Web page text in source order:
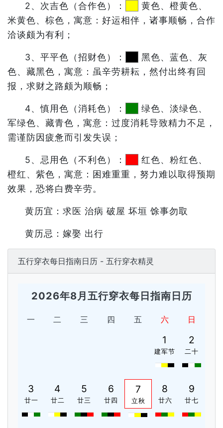
2、次吉色（合作色）：
黄色、橙黄色、
米黄色、棕色，寓意：好运相伴，诸事顺畅，合作
洽谈颇为有利；
3、平平色（招财色）：
黑色、蓝色、灰
色、藏黑色，寓意：虽辛劳耕耘，然付出终有回
报，求财之路颇为顺畅；
4、慎用色（消耗色）：
绿色、淡绿色、
军绿色、藏青色，寓意：过度消耗导致精力不足，
需谨防因疲惫而引发失误；
5、忌用色（不利色）：
红色、粉红色、
橙红、紫色，寓意：困难重重，努力难以取得预期
效果，恐将白费辛劳。
黄历宜：求医 治病 破屋 坏垣 馀事勿取
黄历忌：嫁娶 出行
五行穿衣每日指南日历 - 五行穿衣精灵
2026年8月五行穿衣每日指南日历
一 二 三 四 五 六 日
1
建军节
2
二十
3
廿一
4
廿二
5
廿三
6
廿四
7
立秋
8
廿六
9
廿七